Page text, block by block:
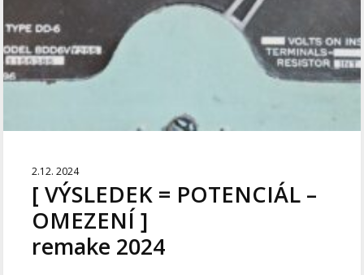
2.12. 2024
[ VÝSLEDEK = POTENCIÁL –
OMEZENÍ ]
remake 2024